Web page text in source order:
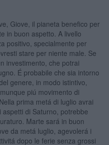
Giove, il pianeta benefico per
in buon aspetto. A livello
positivo, specialmente per
stare per niente male. Se
investimento, che potrai
É probabile che sia intorno
genere, in modo istintivo,
piú movimento di
prima metá di luglio avrai
di Saturno, potrebbe
Marte sará in buon
da metá luglio, agevolerá i
dopo le ferie senza grossi